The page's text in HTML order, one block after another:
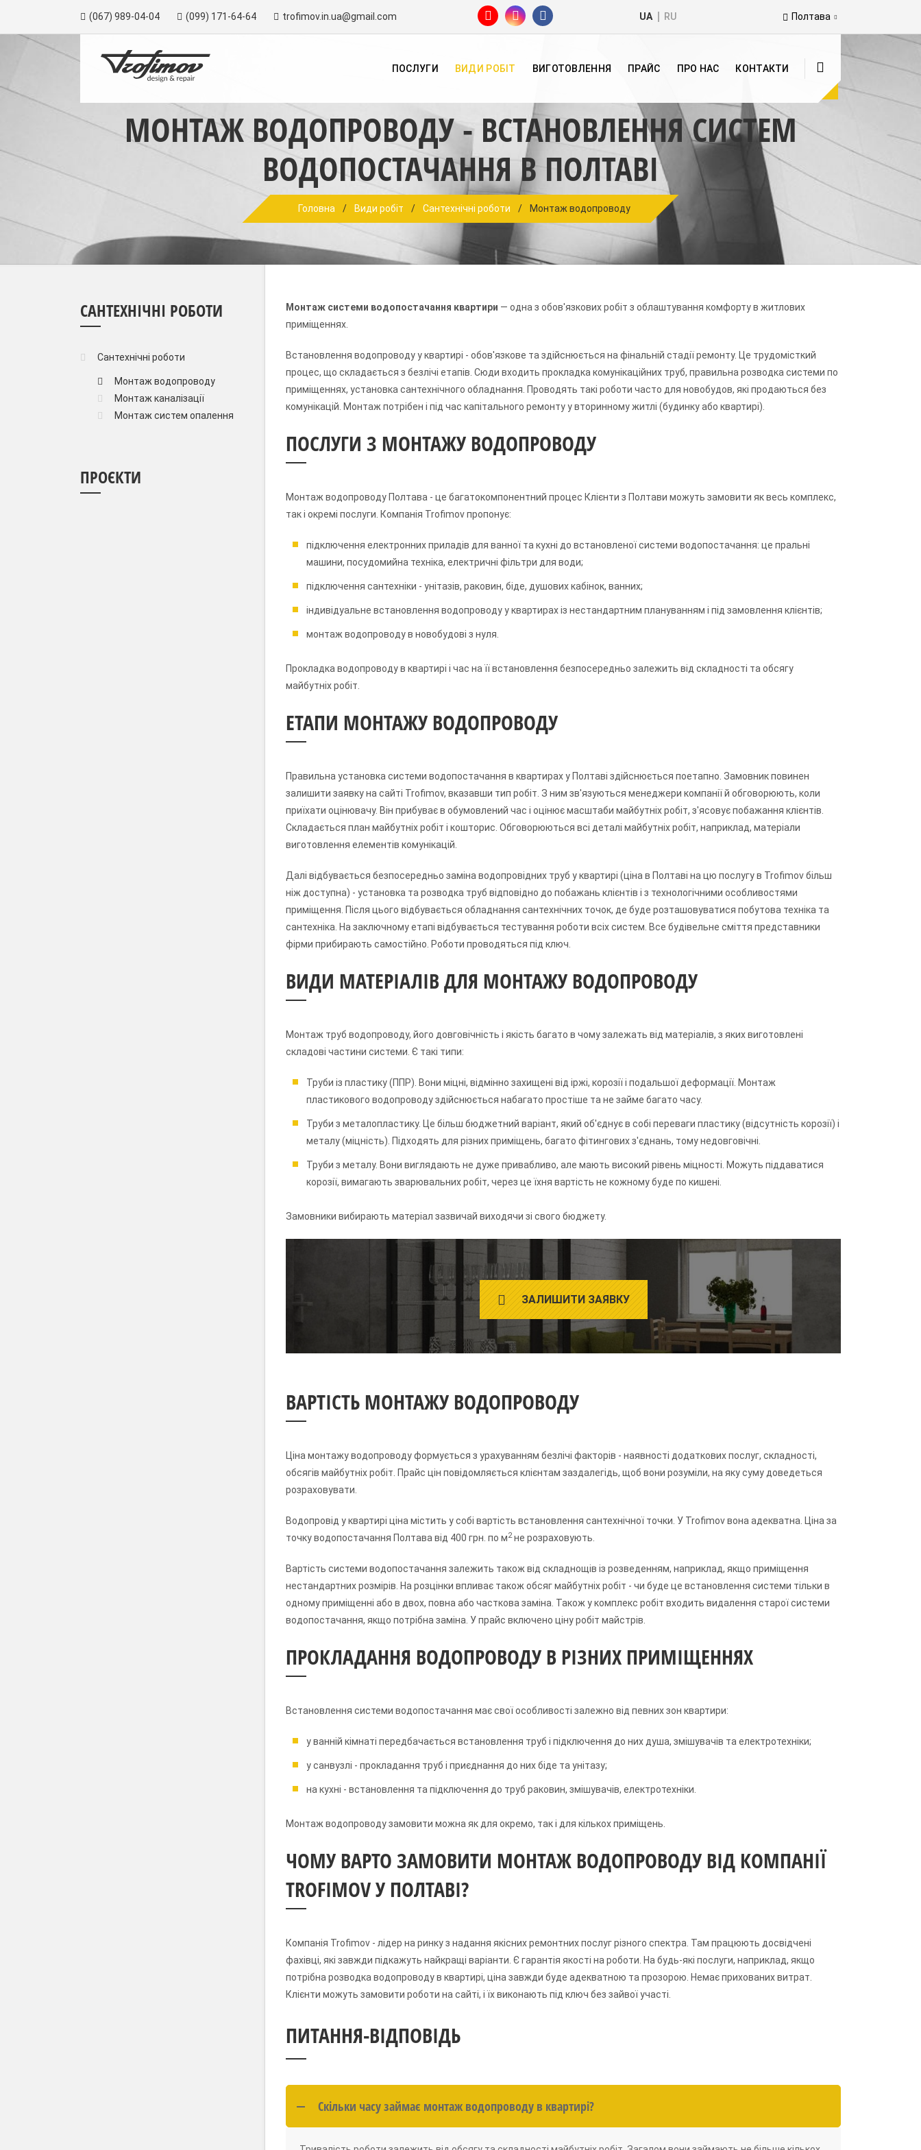
(067) 989-04-04 (099) 171-64-64 trofimov.in.ua@gmail.com UA RU Полтава
ПОСЛУГИ ВИДИ РОБІТ ВИГОТОВЛЕННЯ ПРАЙС ПРО НАС КОНТАКТИ
МОНТАЖ ВОДОПРОВОДУ - ВСТАНОВЛЕННЯ СИСТЕМ
ВОДОПОСТАЧАННЯ В ПОЛТАВІ
Головна / Види робіт / Сантехнічні роботи / Монтаж водопроводу
Монтаж системи водопостачання квартири — одна з обов'язкових робіт з облаштування комфорту в житлових
приміщеннях.
Встановлення водопроводу у квартирі - обов'язкове та здійснюється на фінальній стадії ремонту. Це трудомісткий
процес, що складається з безлічі етапів. Сюди входить прокладка комунікаційних труб, правильна розводка системи по
приміщеннях, установка сантехнічного обладнання. Проводять такі роботи часто для новобудов, які продаються без
комунікацій. Монтаж потрібен і під час капітального ремонту у вторинному житлі (будинку або квартирі).
ПОСЛУГИ З МОНТАЖУ ВОДОПРОВОДУ
Монтаж водопроводу Полтава - це багатокомпонентний процес Клієнти з Полтави можуть замовити як весь комплекс,
так і окремі послуги. Компанія Trofimov пропонує:
підключення електронних приладів для ванної та кухні до встановленої системи водопостачання: це пральні
машини, посудомийна техніка, електричні фільтри для води;
підключення сантехніки - унітазів, раковин, біде, душових кабінок, ванних;
індивідуальне встановлення водопроводу у квартирах із нестандартним плануванням і під замовлення клієнтів;
монтаж водопроводу в новобудові з нуля.
Прокладка водопроводу в квартирі і час на її встановлення безпосередньо залежить від складності та обсягу
майбутніх робіт.
ЕТАПИ МОНТАЖУ ВОДОПРОВОДУ
Правильна установка системи водопостачання в квартирах у Полтаві здійснюється поетапно. Замовник повинен
залишити заявку на сайті Trofimov, вказавши тип робіт. З ним зв'язуються менеджери компанії й обговорюють, коли
приїхати оцінювачу. Він прибуває в обумовлений час і оцінює масштаби майбутніх робіт, з'ясовує побажання клієнтів.
Складається план майбутніх робіт і кошторис. Обговорюються всі деталі майбутніх робіт, наприклад, матеріали
виготовлення елементів комунікацій.
Далі відбувається безпосередньо заміна водопровідних труб у квартирі (ціна в Полтаві на цю послугу в Trofimov більш
ніж доступна) - установка та розводка труб відповідно до побажань клієнтів і з технологічними особливостями
приміщення. Після цього відбувається обладнання сантехнічних точок, де буде розташовуватися побутова техніка та
сантехніка. На заключному етапі відбувається тестування роботи всіх систем. Все будівельне сміття представники
фірми прибирають самостійно. Роботи проводяться під ключ.
ВИДИ МАТЕРІАЛІВ ДЛЯ МОНТАЖУ ВОДОПРОВОДУ
Монтаж труб водопроводу, його довговічність і якість багато в чому залежать від матеріалів, з яких виготовлені
складові частини системи. Є такі типи:
Труби із пластику (ППР). Вони міцні, відмінно захищені від іржі, корозії і подальшої деформації. Монтаж
пластикового водопроводу здійснюється набагато простіше та не займе багато часу.
Труби з металопластику. Це більш бюджетний варіант, який об'єднує в собі переваги пластику (відсутність корозії) і
металу (міцність). Підходять для різних приміщень, багато фітингових з'єднань, тому недовговічні.
Труби з металу. Вони виглядають не дуже привабливо, але мають високий рівень міцності. Можуть піддаватися
корозії, вимагають зварювальних робіт, через це їхня вартість не кожному буде по кишені.
Замовники вибирають матеріал зазвичай виходячи зі свого бюджету.
ЗАЛИШИТИ ЗАЯВКУ
ВАРТІСТЬ МОНТАЖУ ВОДОПРОВОДУ
Ціна монтажу водопроводу формується з урахуванням безлічі факторів - наявності додаткових послуг, складності,
обсягів майбутніх робіт. Прайс цін повідомляється клієнтам заздалегідь, щоб вони розуміли, на яку суму доведеться
розраховувати.
Водопровід у квартирі ціна містить у собі вартість встановлення сантехнічної точки. У Trofimov вона адекватна. Ціна за
точку водопостачання Полтава від 400 грн. по м2не розраховують.
Вартість системи водопостачання залежить також від складнощів із розведенням, наприклад, якщо приміщення
нестандартних розмірів. На розцінки впливає також обсяг майбутніх робіт - чи буде це встановлення системи тільки в
одному приміщенні або в двох, повна або часткова заміна. Також у комплекс робіт входить видалення старої системи
водопостачання, якщо потрібна заміна. У прайс включено ціну робіт майстрів.
ПРОКЛАДАННЯ ВОДОПРОВОДУ В РІЗНИХ ПРИМІЩЕННЯХ
Встановлення системи водопостачання має свої особливості залежно від певних зон квартири:
у ванній кімнаті передбачається встановлення труб і підключення до них душа, змішувачів та електротехніки;
у санвузлі - прокладання труб і приєднання до них біде та унітазу;
на кухні - встановлення та підключення до труб раковин, змішувачів, електротехніки.
Монтаж водопроводу замовити можна як для окремо, так і для кількох приміщень.
ЧОМУ ВАРТО ЗАМОВИТИ МОНТАЖ ВОДОПРОВОДУ ВІД КОМПАНІЇ
TROFIMOV У ПОЛТАВІ?
Компанія Trofimov - лідер на ринку з надання якісних ремонтних послуг різного спектра. Там працюють досвідчені
фахівці, які завжди підкажуть найкращі варіанти. Є гарантія якості на роботи. На будь-які послуги, наприклад, якщо
потрібна розводка водопроводу в квартирі, ціна завжди буде адекватною та прозорою. Немає прихованих витрат.
Клієнти можуть замовити роботи на сайті, і їх виконають під ключ без зайвої участі.
ПИТАННЯ-ВІДПОВІДЬ
Скільки часу займає монтаж водопроводу в квартирі?
САНТЕХНІЧНІ РОБОТИ
Сантехнічні роботи
Монтаж водопроводу
Монтаж каналізації
Монтаж систем опалення
ПРОЄКТИ